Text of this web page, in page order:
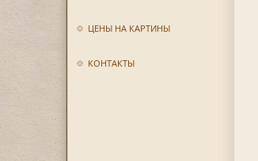
ЦЕНЫ НА КАРТИНЫ
КОНТАКТЫ